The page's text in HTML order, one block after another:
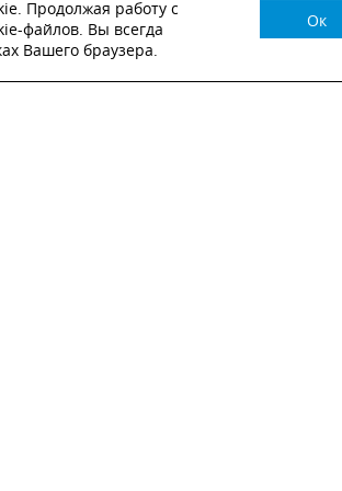
КОНСУЛЬТАЦИЯ?
НАШ МЕНЕДЖЕР СВЯЖЕТСЯ
Продолжая работу с
файлов. Вы всегда
Вашего браузера.
Ок